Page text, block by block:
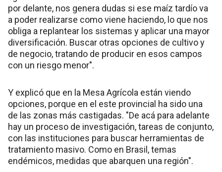
por delante, nos genera dudas si ese maíz tardío va
a poder realizarse como viene haciendo, lo que nos
obliga a replantear los sistemas y aplicar una mayor
diversificación. Buscar otras opciones de cultivo y
de negocio, tratando de producir en esos campos
con un riesgo menor".
Y explicó que en la Mesa Agrícola están viendo
opciones, porque en el este provincial ha sido una
de las zonas más castigadas. "De acá para adelante
hay un proceso de investigación, tareas de conjunto,
con las instituciones para buscar herramientas de
tratamiento masivo. Como en Brasil, temas
endémicos, medidas que abarquen una región".